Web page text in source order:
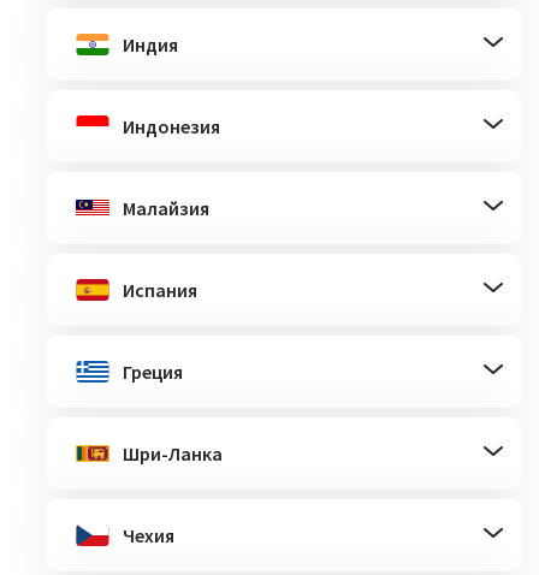
Индия
Индонезия
Малайзия
Испания
Греция
Шри-Ланка
Чехия